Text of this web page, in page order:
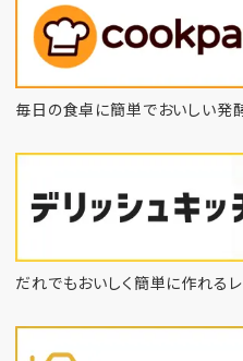
毎日の食卓に簡単でおいしい発
だれでもおいしく簡単に作れる